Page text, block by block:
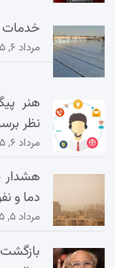
خدمات
مرداد ۶, ۱۴۰۵
هنر
نظر
مرداد ۶, ۱۴۰۵
هشدار
دما و
مرداد ۵, ۱۴۰۵